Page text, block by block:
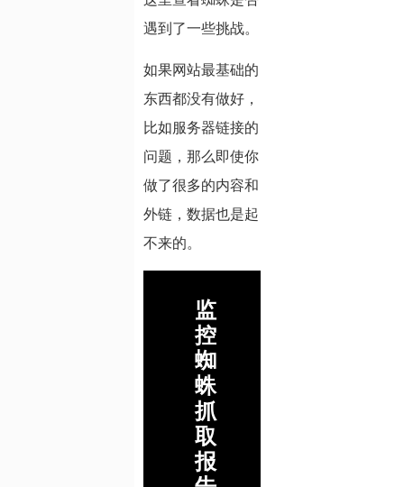
遇到了一些挑战。
如果网站最基础的
东西都没有做好，
比如服务器链接的
问题，那么即使你
做了很多的内容和
外链，数据也是起
不来的。
监
控
蜘
蛛
抓
取
报